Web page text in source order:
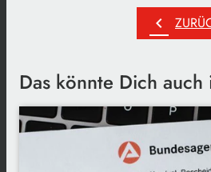
chevron_left
Das könnte Dich